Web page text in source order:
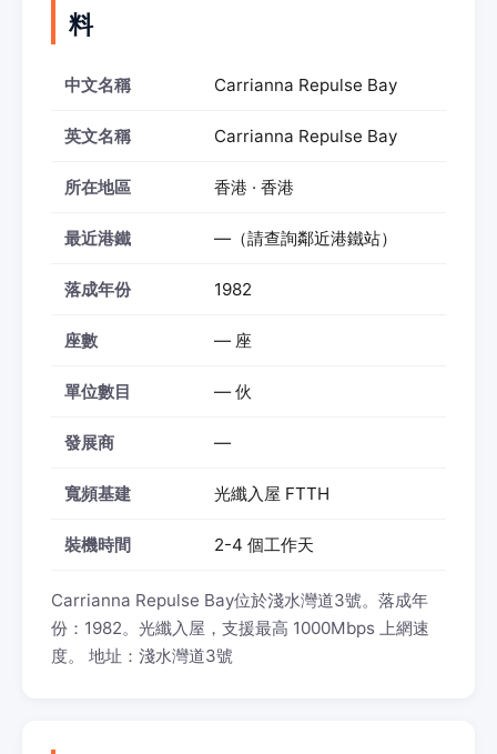
料
中文名稱 Carrianna Repulse Bay
英文名稱 Carrianna Repulse Bay
所在地區 香港 · 香港
最近港鐵 —（請查詢鄰近港鐵站）
落成年份 1982
座數 — 座
單位數目 — 伙
發展商 —
寬頻基建 光纖入屋 FTTH
裝機時間 2-4 個工作天
Carrianna Repulse Bay位於淺水灣道3號。落成年
份：1982。光纖入屋，支援最高 1000Mbps 上網速
度。 地址：淺水灣道3號